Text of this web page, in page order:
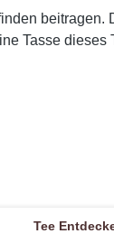
beitragen.
Tasse
Tee